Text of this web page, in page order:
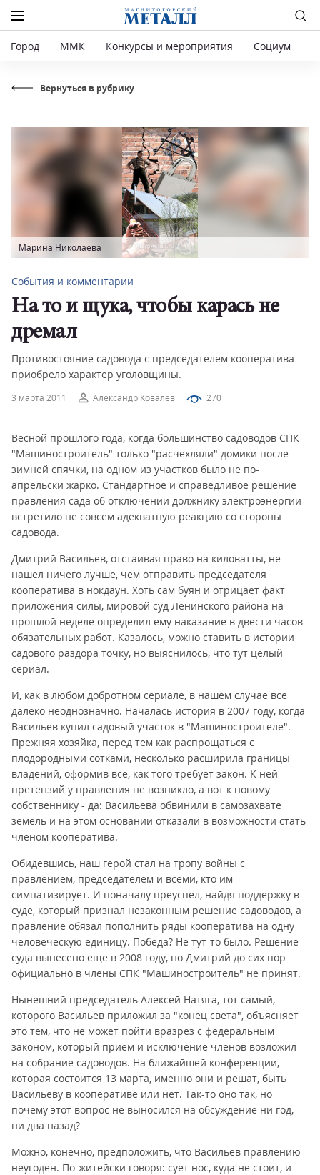
Город ММК Конкурсы и мероприятия Социум
Вернуться в рубрику
3 марта 2011 Александр Ковалев 270
События и комментарии
На то и щука, чтобы карась не
дремал
Противостояние садовода с председателем кооператива
приобрело характер уголовщины.
Марина Николаева
Весной прошлого года, когда большинство садоводов СПК
"Машиностроитель" только "расчехляли" домики после
зимней спячки, на одном из участков было не по-
апрельски жарко. Стандартное и справедливое решение
правления сада об отключении должнику электроэнергии
встретило не совсем адекватную реакцию со стороны
садовода.
Дмитрий Васильев, отстаивая право на киловатты, не
нашел ничего лучше, чем отправить председателя
кооператива в нокдаун. Хоть сам буян и отрицает факт
приложения силы, мировой суд Ленинского района на
прошлой неделе определил ему наказание в двести часов
обязательных работ. Казалось, можно ставить в истории
садового раздора точку, но выяснилось, что тут целый
сериал.
И, как в любом добротном сериале, в нашем случае все
далеко неоднозначно. Началась история в 2007 году, когда
Васильев купил садовый участок в "Машиностроителе".
Прежняя хозяйка, перед тем как распрощаться с
плодородными сотками, несколько расширила границы
владений, оформив все, как того требует закон. К ней
претензий у правления не возникло, а вот к новому
собственнику - да: Васильева обвинили в самозахвате
земель и на этом основании отказали в возможности стать
членом кооператива.
Обидевшись, наш герой стал на тропу войны с
правлением, председателем и всеми, кто им
симпатизирует. И поначалу преуспел, найдя поддержку в
суде, который признал незаконным решение садоводов, а
правление обязал пополнить ряды кооператива на одну
человеческую единицу. Победа? Не тут-то было. Решение
суда вынесено еще в 2008 году, но Дмитрий до сих пор
официально в члены СПК "Машиностроитель" не принят.
Нынешний председатель Алексей Натяга, тот самый,
которого Васильев приложил за "конец света", объясняет
это тем, что не может пойти вразрез с федеральным
законом, который прием и исключение членов возложил
на собрание садоводов. На ближайшей конференции,
которая состоится 13 марта, именно они и решат, быть
Васильеву в кооперативе или нет. Так-то оно так, но
почему этот вопрос не выносился на обсуждение ни год,
ни два назад?
Можно, конечно, предположить, что Васильев правлению
неугоден. По-житейски говоря: сует нос, куда не стоит, и